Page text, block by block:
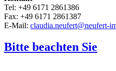
Tel: +49 6171 2861386
Fax: +49 6171 2861387
E-Mail: claudia.neufert@neufert-
Bitte beachten Sie